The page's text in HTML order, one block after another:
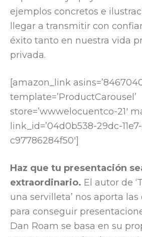
ejemplos concretos e
llegar a transmitir con
éxito tanto en nuestra vida
privada.
[amazon_link
template=’ProductCarousel’
store=’wwwelocuentco-21′
link_id=’04d0b538-29dc-
c97786284f50′]
Haz que tu presentación
extraordinario. El autor de
una servilleta’ nos aporta
para conseguir
Dan Roam se basa en su